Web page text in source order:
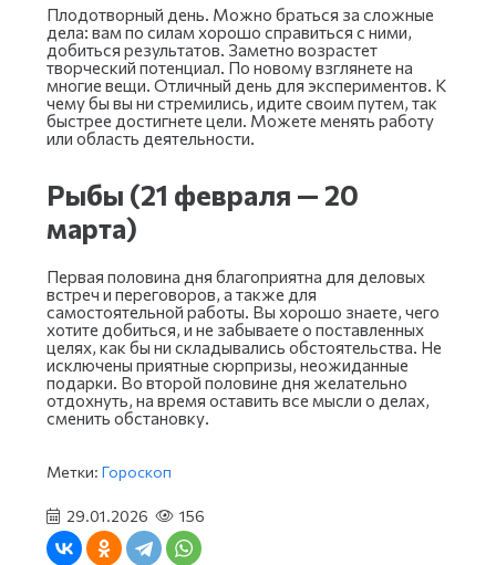
Плодотворный день. Можно браться за сложные
дела: вам по силам хорошо справиться с ними,
добиться результатов. Заметно возрастет
творческий потенциал. По новому взглянете на
многие вещи. Отличный день для экспериментов. К
чему бы вы ни стремились, идите своим путем, так
быстрее достигнете цели. Можете менять работу
или область деятельности.
Рыбы (21 февраля — 20
марта)
Первая половина дня благоприятна для деловых
встреч и переговоров, а также для
самостоятельной работы. Вы хорошо знаете, чего
хотите добиться, и не забываете о поставленных
целях, как бы ни складывались обстоятельства. Не
исключены приятные сюрпризы, неожиданные
подарки. Во второй половине дня желательно
отдохнуть, на время оставить все мысли о делах,
сменить обстановку.
Метки: Гороскоп
29.01.2026 156